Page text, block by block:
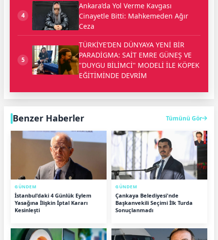
4
Ankara’da Yol Verme Kavgası
Cinayetle Bitti: Mahkemeden Ağır
Ceza
5
TÜRKİYE’DEN DÜNYAYA YENİ BİR
PARADİGMA: SAİT EMRE GÜNEŞ VE
"DUYGU BİLİMCİ" MODELİ İLE KÖPEK
EĞİTİMİNDE DEVRİM
Benzer Haberler Tümünü Gör
GÜNDEM
İstanbul'daki 4 Günlük Eylem
Yasağına İlişkin İptal Kararı
Kesinleşti
GÜNDEM
Çankaya Belediyesi'nde
Başkanvekili Seçimi İlk Turda
Sonuçlanmadı